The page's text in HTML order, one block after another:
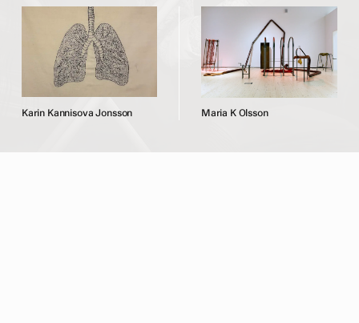
Karin Kannisova Jonsson Maria K Olsson